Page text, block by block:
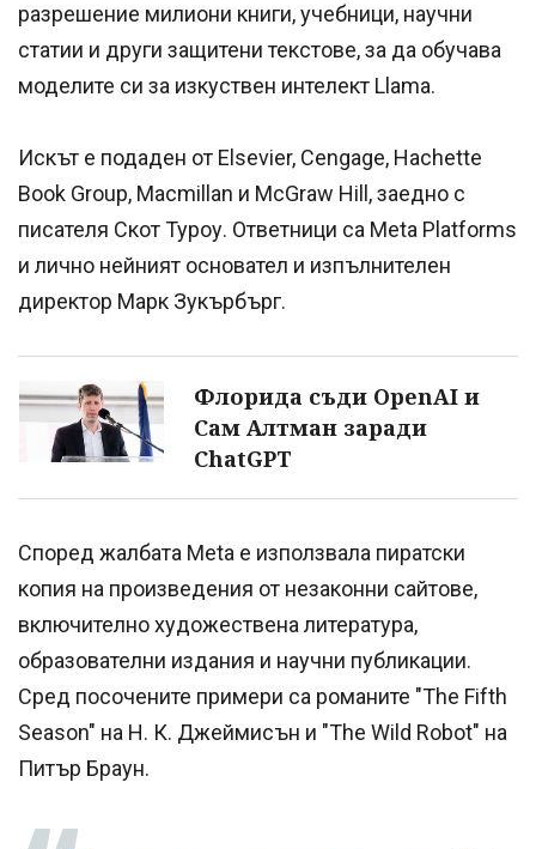
разрешение милиони книги, учебници, научни
статии и други защитени текстове, за да обучава
моделите си за изкуствен интелект Llama.
Искът е подаден от Elsevier, Cengage, Hachette
Book Group, Macmillan и McGraw Hill, заедно с
писателя Скот Туроу. Ответници са Meta Platforms
и лично нейният основател и изпълнителен
директор Марк Зукърбърг.
Флорида съди OpenAI и
Сам Алтман заради
ChatGPT
Според жалбата Meta е използвала пиратски
копия на произведения от незаконни сайтове,
включително художествена литература,
образователни издания и научни публикации.
Сред посочените примери са романите "The Fifth
Season" на Н. К. Джеймисън и "The Wild Robot" на
Питър Браун.